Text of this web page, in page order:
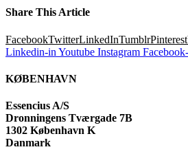
Share This Article
FacebookTwitterLinkedInTumblrPinterest
Linkedin-in Youtube Instagram
KØBENHAVN
Essencius A/S
Dronningens Tværgade 7B
1302 København K
Danmark